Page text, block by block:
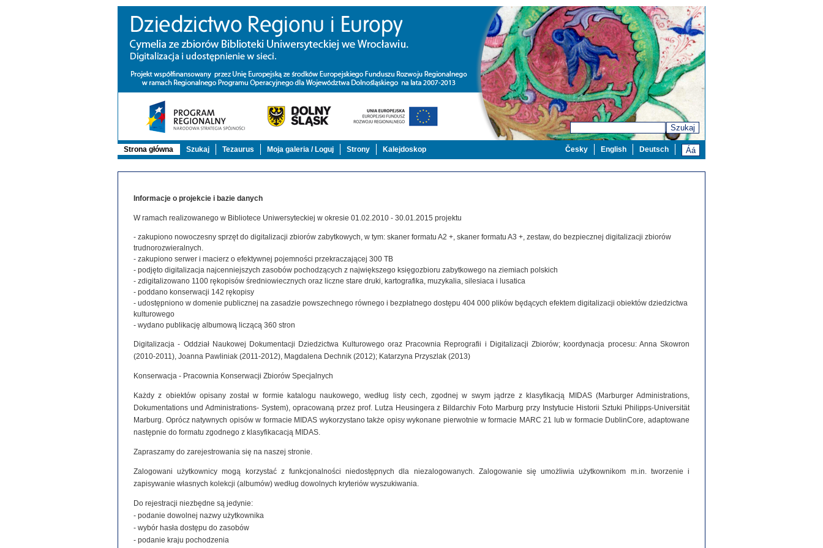
Szukaj
Strona główna Szukaj Tezaurus Moja galeria / Loguj Strony Kalejdoskop Deutsch
English
Česky
Informacje o projekcie i bazie danych
W ramach realizowanego w Bibliotece Uniwersyteckiej w okresie 01.02.2010 - 30.01.2015 projektu
- zakupiono nowoczesny sprzęt do digitalizacji zbiorów zabytkowych, w tym: skaner formatu A2 +, skaner formatu A3 +, zestaw, do bezpiecznej digitalizacji zbiorów
trudnorozwieralnych.
- zakupiono serwer i macierz o efektywnej pojemności przekraczającej 300 TB
- podjęto digitalizacja najcenniejszych zasobów pochodzących z największego księgozbioru zabytkowego na ziemiach polskich
- zdigitalizowano 1100 rękopisów średniowiecznych oraz liczne stare druki, kartografika, muzykalia, silesiaca i lusatica
- poddano konserwacji 142 rękopisy
- udostępniono w domenie publicznej na zasadzie powszechnego równego i bezpłatnego dostępu 404 000 plików będących efektem digitalizacji obiektów dziedzictwa
kulturowego
- wydano publikację albumową liczącą 360 stron
Digitalizacja - Oddział Naukowej Dokumentacji Dziedzictwa Kulturowego oraz Pracownia Reprografii i Digitalizacji Zbiorów; koordynacja procesu: Anna Skowron
(2010-2011), Joanna Pawliniak (2011-2012), Magdalena Dechnik (2012); Katarzyna Przyszlak (2013)
Konserwacja - Pracownia Konserwacji Zbiorów Specjalnych
Każdy z obiektów opisany został w formie katalogu naukowego, według listy cech, zgodnej w swym jądrze z klasyfikacją MIDAS (Marburger Administrations,
Dokumentations und Administrations- System), opracowaną przez prof. Lutza Heusingera z Bildarchiv Foto Marburg przy Instytucie Historii Sztuki Philipps-Universität
Marburg. Oprócz natywnych opisów w formacie MIDAS wykorzystano także opisy wykonane pierwotnie w formacie MARC 21 lub w formacie DublinCore, adaptowane
następnie do formatu zgodnego z klasyfikacacją MIDAS.
Zapraszamy do zarejestrowania się na naszej stronie.
Zalogowani użytkownicy mogą korzystać z funkcjonalności niedostępnych dla niezalogowanych. Zalogowanie się umożliwia użytkownikom m.in. tworzenie i
zapisywanie własnych kolekcji (albumów) według dowolnych kryteriów wyszukiwania.
Do rejestracji niezbędne są jedynie:
- podanie dowolnej nazwy użytkownika
- wybór hasła dostępu do zasobów
- podanie kraju pochodzenia